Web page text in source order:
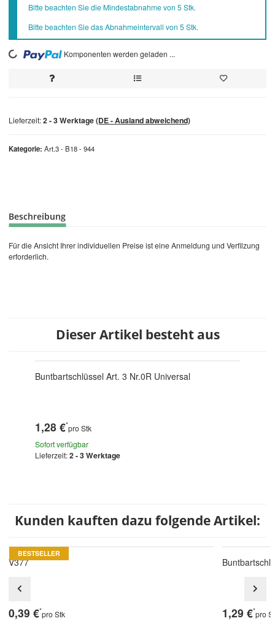
Kategorie Art.3 - B18 - 944
xBitte beachten Sie die Mindestabnahme von 5 Stk.
Bitte beachten Sie das Abnahmeintervall von 5 Stk.
Loading... Komponenten werden geladen ...
Lieferzeit:2 - 3 Werktage(DE - Ausland abweichend)
Beschreibung
Für die Ansicht Ihrer individuellen Preise ist eine Anmeldung und Verfilzung
erforderlich.
Dieser Artikel besteht aus
Buntbartschlüssel Art. 3 Nr.0R Universal
1,28 €*pro Stk
Sofort verfügbar
Lieferzeit:2 - 3 Werktage
Kunden kauften dazu folgende Artikel:
BESTSELLER
V377
0,39 €*pro Stk
1,29 €*pro